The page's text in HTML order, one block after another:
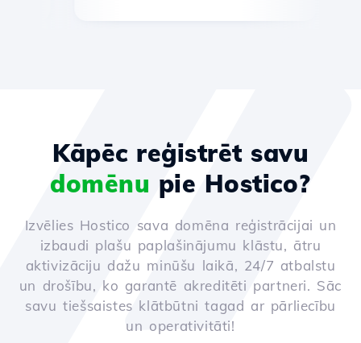
Kāpēc reģistrēt savu
domēnu pie Hostico?
Izvēlies Hostico sava domēna reģistrācijai un
izbaudi plašu paplašinājumu klāstu, ātru
aktivizāciju dažu minūšu laikā, 24/7 atbalstu
un drošību, ko garantē akreditēti partneri. Sāc
savu tiešsaistes klātbūtni tagad ar pārliecību
un operativitāti!